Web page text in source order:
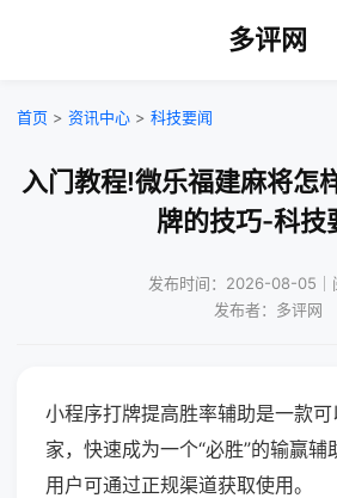
多评网
首页 > 资讯中心 > 科技要闻
入门教程!微乐福建麻将怎
牌的技巧-科技
发布时间：2026-08-05｜
发布者：多评网
小程序打牌提高胜率辅助是一款
家，快速成为一个“必胜”的输赢辅
用户可通过正规渠道获取使用。